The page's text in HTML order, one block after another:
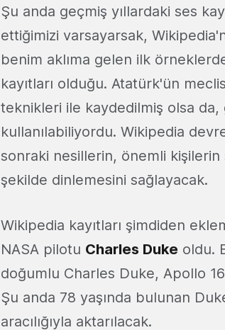
Şu anda geçmiş yıllardaki ses
ettiğimizi varsayarsak,
benim aklıma gelen ilk
kayıtları olduğu. Atatürk'ün
teknikleri ile kaydedilmiş olsa
kullanılabiliyordu. Wikipedia
sonraki nesillerin, önemli kişilerin
şekilde dinlemesini sağlayacak.
Wikipedia kayıtları şimdiden
NASA pilotu Charles Duke oldu.
doğumlu Charles Duke, Apollo
Şu anda 78 yaşında bulunan
aracılığıyla aktarılacak.